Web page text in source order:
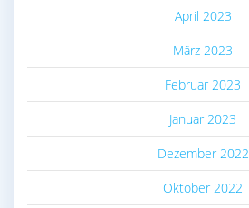
April 2023
März 2023
Februar 2023
Januar 2023
Dezember 2022
Oktober 2022